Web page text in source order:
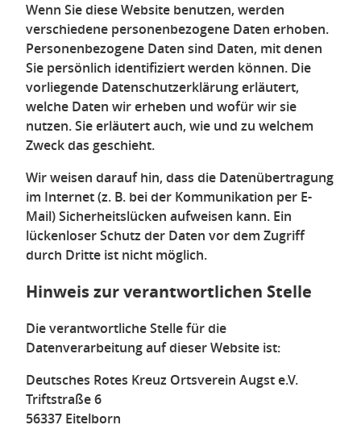
Wenn Sie diese Website benutzen, werden
verschiedene personenbezogene Daten erhoben.
Personenbezogene Daten sind Daten, mit denen
Sie persönlich identifiziert werden können. Die
vorliegende Datenschutzerklärung erläutert,
welche Daten wir erheben und wofür wir sie
nutzen. Sie erläutert auch, wie und zu welchem
Zweck das geschieht.
Wir weisen darauf hin, dass die Datenübertragung
im Internet (z. B. bei der Kommunikation per E-
Mail) Sicherheitslücken aufweisen kann. Ein
lückenloser Schutz der Daten vor dem Zugriff
durch Dritte ist nicht möglich.
Hinweis zur verantwortlichen Stelle
Die verantwortliche Stelle für die
Datenverarbeitung auf dieser Website ist:
Deutsches Rotes Kreuz Ortsverein Augst e.V.
Triftstraße 6
56337 Eitelborn